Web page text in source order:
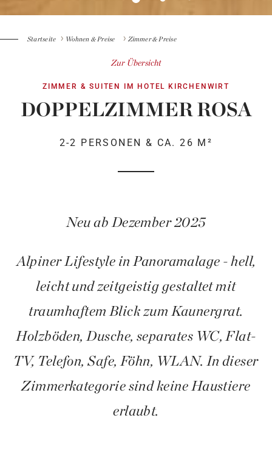
Startseite Wohnen & Preise Zimmer & Preise
Zur Übersicht
ZIMMER & SUITEN IM HOTEL KIRCHENWIRT
DOPPELZIMMER ROSA
2-2 PERSONEN & CA. 26 M²
Neu ab Dezember 2025
Alpiner Lifestyle in Panoramalage - hell,
leicht und zeitgeistig gestaltet mit
traumhaftem Blick zum Kaunergrat.
Holzböden, Dusche, separates WC, Flat-
TV, Telefon, Safe, Föhn, WLAN. In dieser
Zimmerkategorie sind keine Haustiere
erlaubt.